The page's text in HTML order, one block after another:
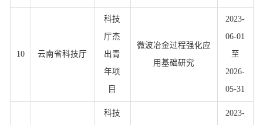
10 云南省科技厅
科技
厅杰
出青
年项
目
微波冶金过程强化应
用基础研究
2023-
06-01
至
2026-
05-31
科技
2023-